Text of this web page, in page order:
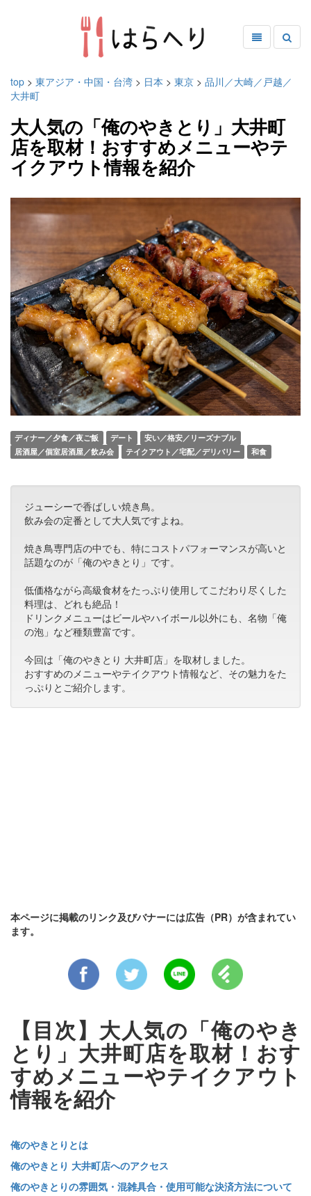
top > 東アジア・中国・台湾 > 日本 > 東京 > 品川／大崎／戸越／
大井町
大人気の「俺のやきとり」大井町
店を取材！おすすめメニューやテ
イクアウト情報を紹介
ディナー／夕食／夜ご飯 デート
安い／格安／リーズナブル
居酒屋／個室居酒屋／飲み会
テイクアウト／宅配／デリバリー 和食
ジューシーで香ばしい焼き鳥。
飲み会の定番として大人気ですよね。
焼き鳥専門店の中でも、特にコストパフォーマンスが高いと
話題なのが「俺のやきとり」です。
低価格ながら高級食材をたっぷり使用してこだわり尽くした
料理は、どれも絶品！
ドリンクメニューはビールやハイボール以外にも、名物「俺
の泡」など種類豊富です。
今回は「俺のやきとり 大井町店」を取材しました。
おすすめのメニューやテイクアウト情報など、その魅力をた
っぷりとご紹介します。
本ページに掲載のリンク及びバナーには広告（PR）が含まれてい
ます。
【目次】大人気の「俺のやき
とり」大井町店を取材！おす
すめメニューやテイクアウト
情報を紹介
俺のやきとりとは
俺のやきとり 大井町店へのアクセス
俺のやきとりの雰囲気・混雑具合・使用可能な決済方法について